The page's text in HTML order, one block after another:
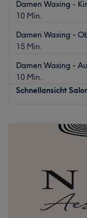
typgerechte
unterstreichen.
das Gefühl perfekter
Was uns an dem
Atmosphäre:
Expertise: Präzise
Produkte und
Damen Waxing -
10 Min.
Damen Waxing -
15 Min.
Damen Waxing -
10 Min.
Schnellansicht
Samstag
Sonntag
RiRi Beauty Essen,